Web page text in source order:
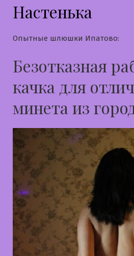
Настенька
Опытные шлюшки Ипатово:
Безотказная
качка для
минета из